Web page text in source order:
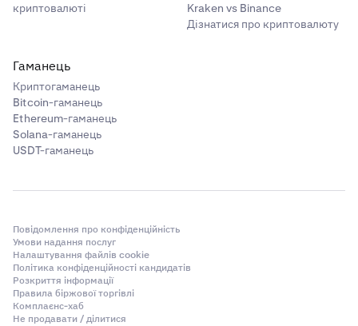
криптовалюті
Kraken vs Binance
Дізнатися про криптовалюту
Гаманець
Криптогаманець
Bitcoin-гаманець
Ethereum-гаманець
Solana-гаманець
USDT-гаманець
Повідомлення про конфіденційність
Умови надання послуг
Налаштування файлів cookie
Політика конфіденційності кандидатів
Розкриття інформації
Правила біржової торгівлі
Комплаєнс-хаб
Не продавати / ділитися